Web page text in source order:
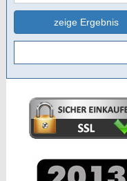
zeige Ergebnis